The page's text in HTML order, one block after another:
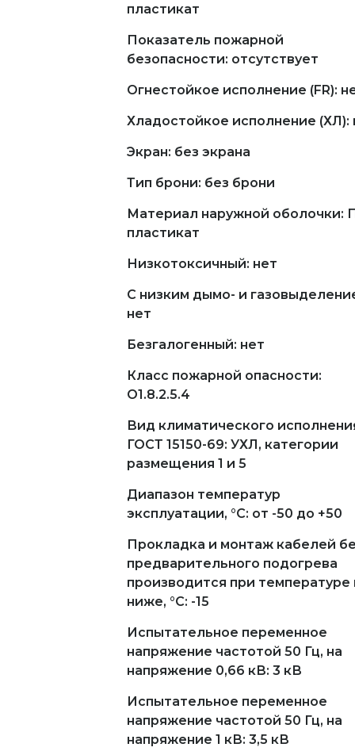
пластикат
Показатель пожарной
безопасности: отсутствует
Огнестойкое исполнение (FR):
Хладостойкое исполнение (ХЛ):
Экран: без экрана
Тип брони: без брони
Материал наружной оболочки:
пластикат
Низкотоксичный: нет
С низким дымо- и
нет
Безгалогенный: нет
Класс пожарной опасности:
О1.8.2.5.4
Вид климатического
ГОСТ 15150-69: УХЛ, категории
размещения 1 и 5
Диапазон температур
эксплуатации, °С: от -50 до +50
Прокладка и монтаж кабелей
предварительного подогрева
производится при температуре
ниже, °С: -15
Испытательное переменное
напряжение частотой 50 Гц, на
напряжение 0,66 кВ: 3 кВ
Испытательное переменное
напряжение частотой 50 Гц, на
напряжение 1 кВ: 3,5 кВ